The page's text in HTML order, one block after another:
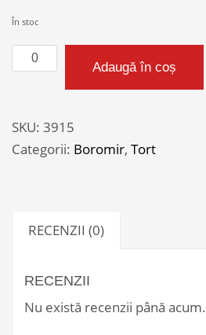
În stoc
Cantitate
PISCOTURI
200G(1*30)
Adaugă în coș
SKU: 3915
Categorii: Boromir, Tort
RECENZII (0)
RECENZII
Nu există recenzii până acum.